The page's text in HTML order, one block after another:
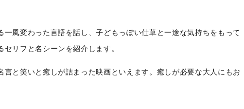
一風変わった言語を話し、子どもっぽい仕草と一途な気持ちをもって
リフと名シーンを紹介します。
言と笑いと癒しが詰まった映画といえます。癒しが必要な大人にもお